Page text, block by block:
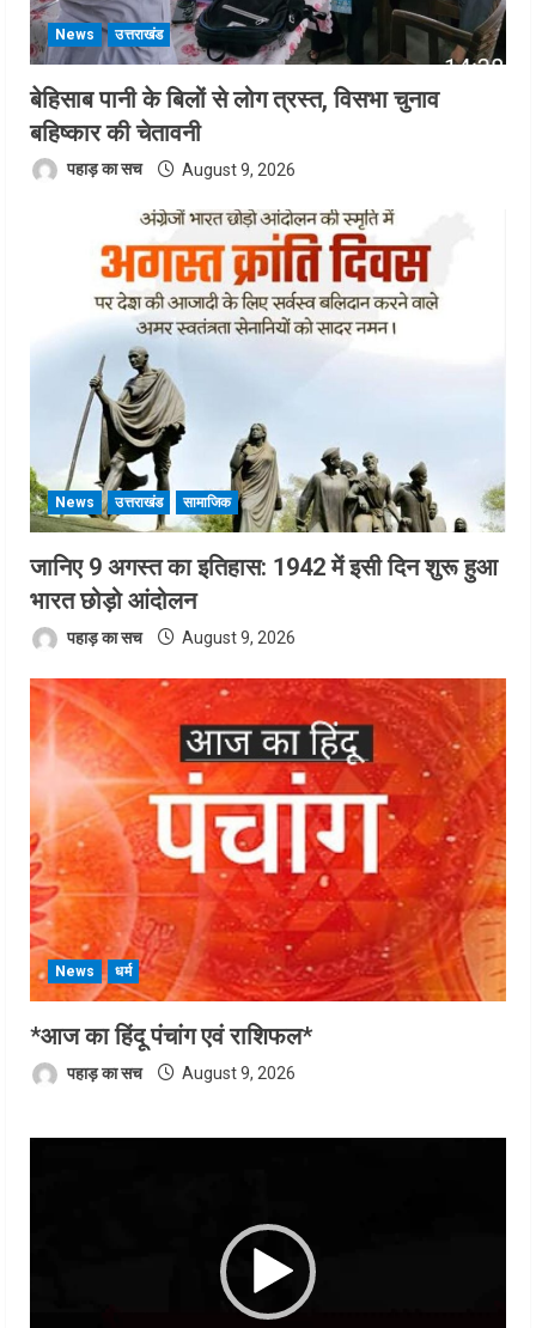
News उत्तराखंड
बेहिसाब पानी के बिलों से लोग त्रस्त, विसभा चुनाव
बहिष्कार की चेतावनी
पहाड़ का सच August 9, 2026
News उत्तराखंड सामाजिक
जानिए 9 अगस्त का इतिहास: 1942 में इसी दिन शुरू हुआ
भारत छोड़ो आंदोलन
पहाड़ का सच August 9, 2026
News धर्म
*आज का हिंदू पंचांग एवं राशिफल*
पहाड़ का सच August 9, 2026